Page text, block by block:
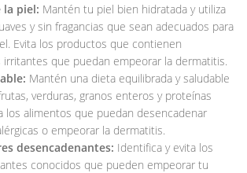
la piel: Mantén tu piel bien hidratada y utiliza
y sin fragancias que sean adecuados para
Evita los productos que contienen
irritantes que puedan empeorar la dermatitis.
Mantén una dieta equilibrada y saludable
verduras, granos enteros y proteínas
los alimentos que puedan desencadenar
o empeorar la dermatitis.
desencadenantes: Identifica y evita los
conocidos que pueden empeorar tu